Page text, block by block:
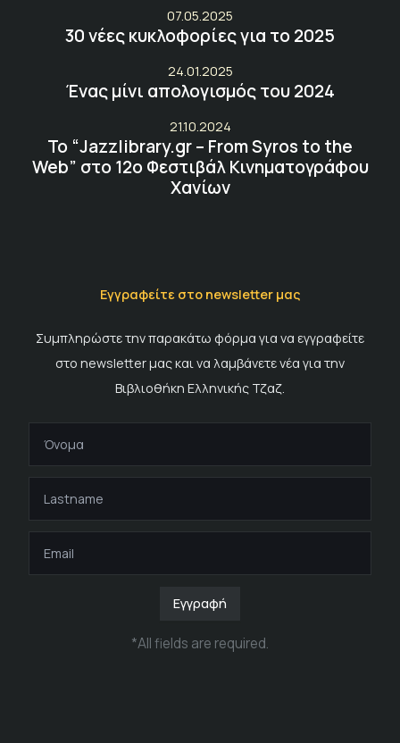
07.05.2025
30 νέες κυκλοφορίες για το 2025
24.01.2025
Ένας μίνι απολογισμός του 2024
21.10.2024
Το “Jazzlibrary.gr – From Syros to the
Web” στο 12ο Φεστιβάλ Κινηματογράφου
Χανίων
Εγγραφείτε στο newsletter μας
Συμπληρώστε την παρακάτω φόρμα για να εγγραφείτε
στο newsletter μας και να λαμβάνετε νέα για την
Βιβλιοθήκη Ελληνικής Τζαζ.
Εγγραφή
*All fields are required.